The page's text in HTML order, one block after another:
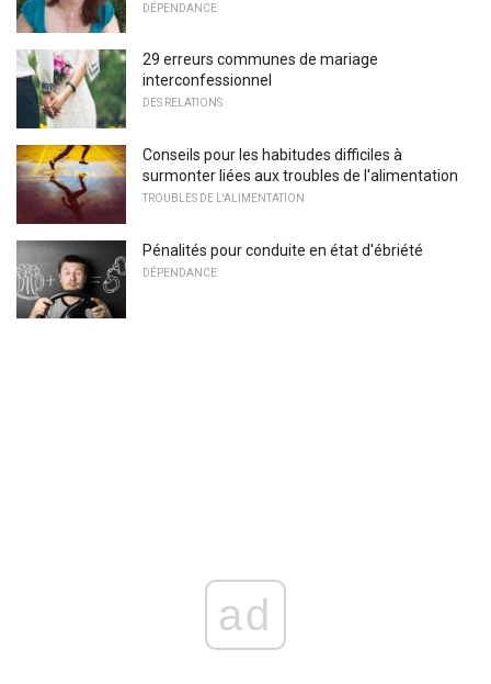
DÉPENDANCE
29 erreurs communes de mariage
interconfessionnel
DES RELATIONS
Conseils pour les habitudes difficiles à
surmonter liées aux troubles de l'alimentation
TROUBLES DE L'ALIMENTATION
Pénalités pour conduite en état d'ébriété
DÉPENDANCE
ad